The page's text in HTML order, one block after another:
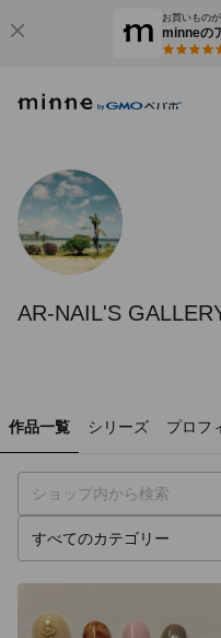
お買いもの
minneの
AR-NAIL'S
作品一覧 シリーズ プロフ